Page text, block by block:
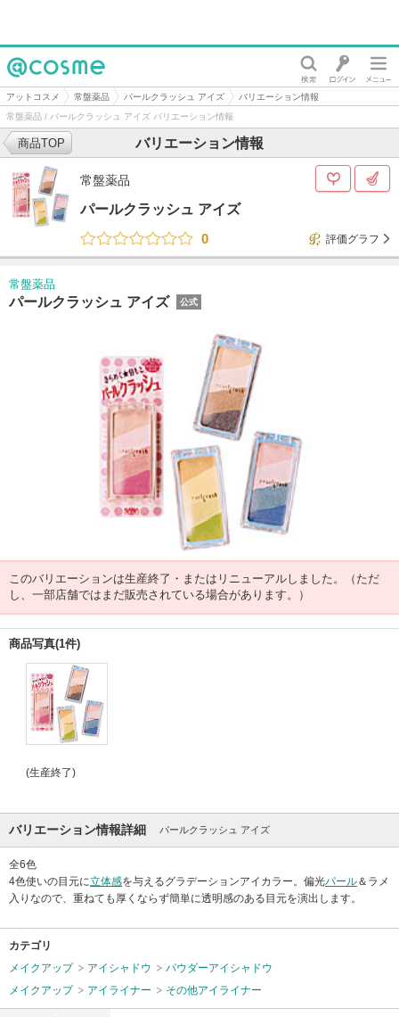
@cosme
アットコスメ 常盤薬品 パールクラッシュ アイズ
バリエーション情報
常盤薬品 / パールクラッシュ アイズ バリエーション情報
バリエーション情報
商品TOP
常盤薬品
パールクラッシュ アイズ
0
評価グラフ
常盤薬品
パールクラッシュ アイズ 公式
このバリエーションは生産終了・またはリニューアルしました。（ただ
し、一部店舗ではまだ販売されている場合があります。）
商品写真(1件)
(生産終了)
バリエーション情報詳細 パールクラッシュ アイズ
全6色
4色使いの目元に立体感を与えるグラデーションアイカラー。偏光パール＆ラメ
入りなので、重ねても厚くならず簡単に透明感のある目元を演出します。
カテゴリ
メイクアップ
アイシャドウ
パウダーアイシャドウ
メイクアップ
アイライナー その他アイライナー